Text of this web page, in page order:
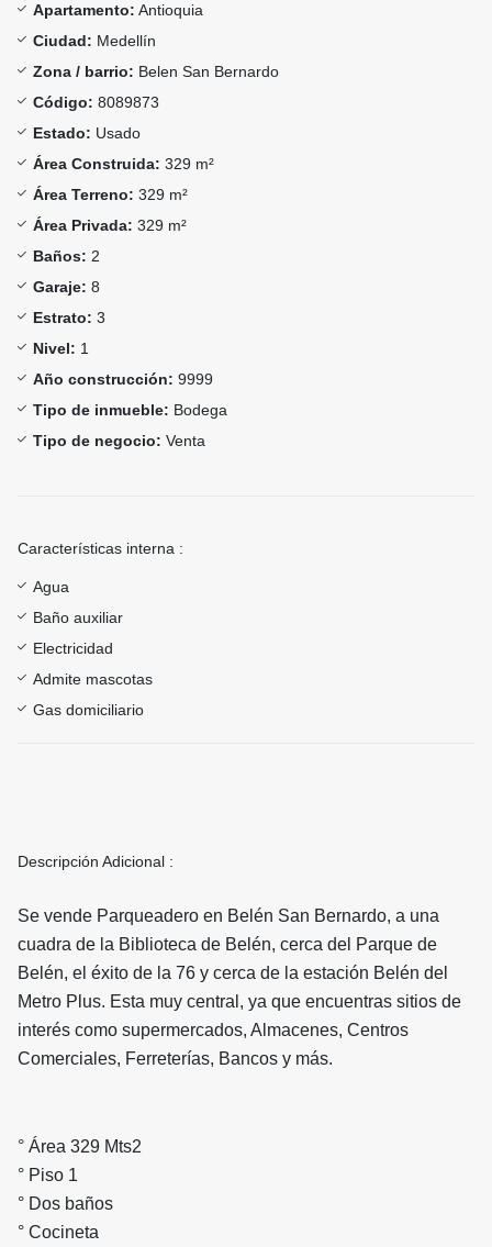
Apartamento: Antioquia
Ciudad: Medellín
Zona / barrio: Belen San Bernardo
Código: 8089873
Estado: Usado
Área Construida: 329 m²
Área Terreno: 329 m²
Área Privada: 329 m²
Baños: 2
Garaje: 8
Estrato: 3
Nivel: 1
Año construcción: 9999
Tipo de inmueble: Bodega
Tipo de negocio: Venta
Características interna :
Agua
Baño auxiliar
Electricidad
Admite mascotas
Gas domiciliario
Descripción Adicional :
Se vende Parqueadero en Belén San Bernardo, a una
cuadra de la Biblioteca de Belén, cerca del Parque de
Belén, el éxito de la 76 y cerca de la estación Belén del
Metro Plus. Esta muy central, ya que encuentras sitios de
interés como supermercados, Almacenes, Centros
Comerciales, Ferreterías, Bancos y más.
° Área 329 Mts2
° Piso 1
° Dos baños
° Cocineta